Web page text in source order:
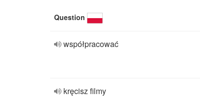
Question
współpracować
kręcisz filmy